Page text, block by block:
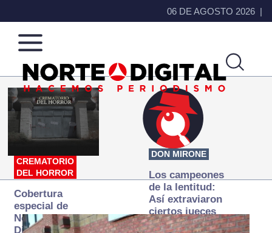
06 DE AGOSTO 2026
Norte
de
Ciudad
Más
que
noticias,
hacemos periodismo
CREMATORIO
DEL HORROR
Cobertura
especial de
Norte
Digital:
DON MIRONE
Los campeones
de la lentitud:
Así extraviaron
ciertos jueces
la justicia